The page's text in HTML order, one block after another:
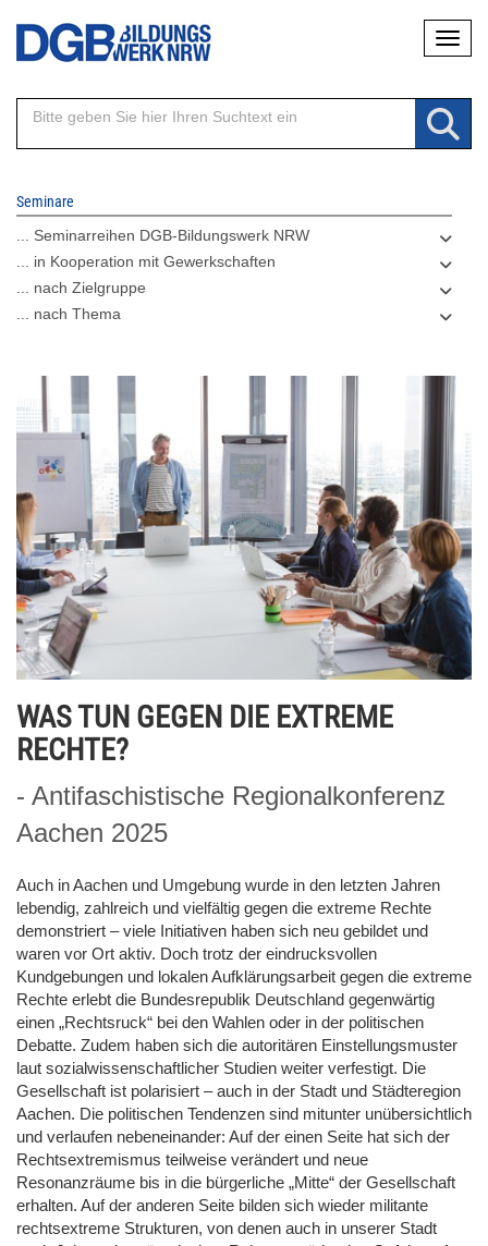
Direkt
Inhalt
Seminare
... Seminarreihen DGB-Bildungswerk NRW
... in Kooperation mit Gewerkschaften
... nach Zielgruppe
... nach Thema
WAS TUN GEGEN DIE EXTREME
RECHTE?
- Antifaschistische Regionalkonferenz
Aachen 2025
Auch in Aachen und Umgebung wurde in den letzten Jahren
lebendig, zahlreich und vielfältig gegen die extreme Rechte
demonstriert – viele Initiativen haben sich neu gebildet und
waren vor Ort aktiv. Doch trotz der eindrucksvollen
Kundgebungen und lokalen Aufklärungsarbeit gegen die extreme
Rechte erlebt die Bundesrepublik Deutschland gegenwärtig
einen „Rechtsruck“ bei den Wahlen oder in der politischen
Debatte. Zudem haben sich die autoritären Einstellungsmuster
laut sozialwissenschaftlicher Studien weiter verfestigt. Die
Gesellschaft ist polarisiert – auch in der Stadt und Städteregion
Aachen. Die politischen Tendenzen sind mitunter unübersichtlich
und verlaufen nebeneinander: Auf der einen Seite hat sich der
Rechtsextremismus teilweise verändert und neue
Resonanzräume bis in die bürgerliche „Mitte“ der Gesellschaft
erhalten. Auf der anderen Seite bilden sich wieder militante
rechtsextreme Strukturen, von denen auch in unserer Stadt